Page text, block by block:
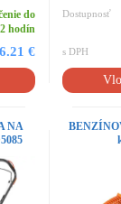
do
hodín
€
Dostupnosť
s DPH
NA